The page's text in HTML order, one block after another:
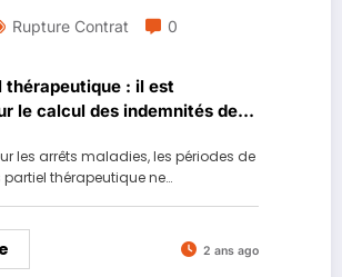
Rupture Contrat
0
thérapeutique : il est
le calcul des indemnités de
les arrêts maladies, les périodes de
thérapeutique ne…
2 ans ago